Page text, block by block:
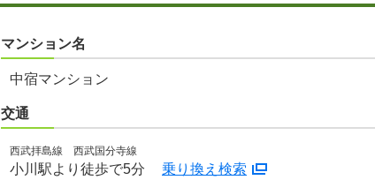
マンション名
中宿マンション
交通
西武拝島線 西武国分寺線
小川駅より徒歩で5分 乗り換え検索